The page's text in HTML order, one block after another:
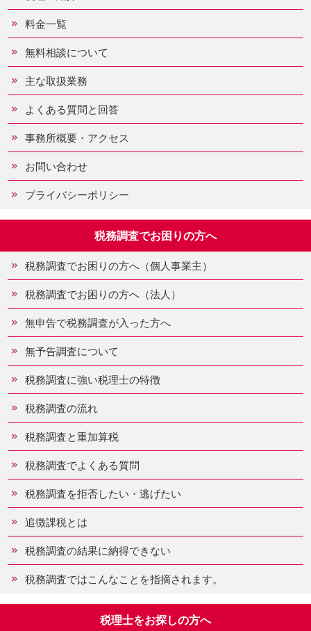
料金一覧
無料相談について
主な取扱業務
よくある質問と回答
事務所概要・アクセス
お問い合わせ
プライバシーポリシー
税務調査でお困りの方へ
税務調査でお困りの方へ（個人事業主）
税務調査でお困りの方へ（法人）
無申告で税務調査が入った方へ
無予告調査について
税務調査に強い税理士の特徴
税務調査の流れ
税務調査と重加算税
税務調査でよくある質問
税務調査を拒否したい・逃げたい
追徴課税とは
税務調査の結果に納得できない
税務調査ではこんなことを指摘されます。
税理士をお探しの方へ